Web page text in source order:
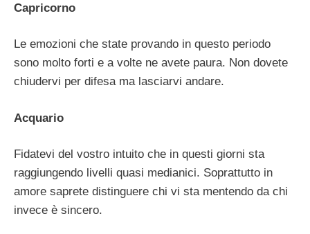
Capricorno
Le emozioni che state provando in questo periodo
sono molto forti e a volte ne avete paura. Non dovete
chiudervi per difesa ma lasciarvi andare.
Acquario
Fidatevi del vostro intuito che in questi giorni sta
raggiungendo livelli quasi medianici. Soprattutto in
amore saprete distinguere chi vi sta mentendo da chi
invece è sincero.